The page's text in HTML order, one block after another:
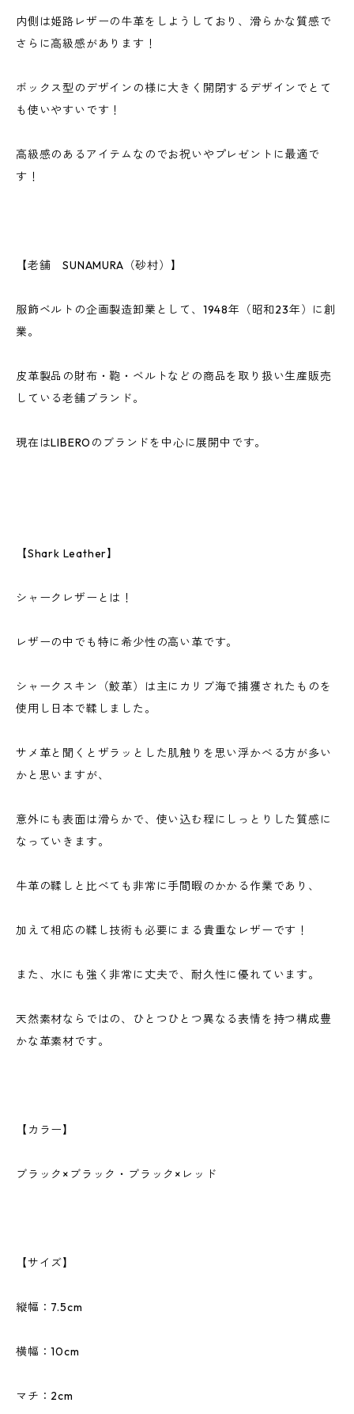
内側は姫路レザーの牛革をしようしており、滑らかな質感で
さらに高級感があります！
ボックス型のデザインの様に大きく開閉するデザインでとて
も使いやすいです！
高級感のあるアイテムなのでお祝いやプレゼントに最適で
す！
【老舗 SUNAMURA（砂村）】
服飾ベルトの企画製造卸業として、1948年（昭和23年）に創
業。
皮革製品の財布・鞄・ベルトなどの商品を取り扱い生産販売
している老舗ブランド。
現在はLIBEROのブランドを中心に展開中です。
【Shark Leather】
シャークレザーとは！
レザーの中でも特に希少性の高い革です。
シャークスキン（鮫革）は主にカリブ海で捕獲されたものを
使用し日本で鞣しました。
サメ革と聞くとザラッとした肌触りを思い浮かべる方が多い
かと思いますが、
意外にも表面は滑らかで、使い込む程にしっとりした質感に
なっていきます。
牛革の鞣しと比べても非常に手間暇のかかる作業であり、
加えて相応の鞣し技術も必要にまる貴重なレザーです！
また、水にも強く非常に丈夫で、耐久性に優れています。
天然素材ならではの、ひとつひとつ異なる表情を持つ構成豊
かな革素材です。
【カラー】
ブラック×ブラック・ブラック×レッド
【サイズ】
縦幅：7.5cm
横幅：10cm
マチ：2cm